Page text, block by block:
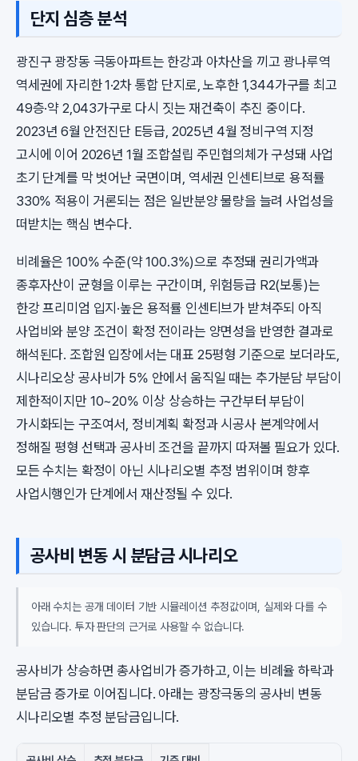
단지 심층 분석
광진구 광장동 극동아파트는 한강과 아차산을 끼고 광나루역
역세권에 자리한 1·2차 통합 단지로, 노후한 1,344가구를 최고
49층·약 2,043가구로 다시 짓는 재건축이 추진 중이다.
2023년 6월 안전진단 E등급, 2025년 4월 정비구역 지정
고시에 이어 2026년 1월 조합설립 주민협의체가 구성돼 사업
초기 단계를 막 벗어난 국면이며, 역세권 인센티브로 용적률
330% 적용이 거론되는 점은 일반분양 물량을 늘려 사업성을
떠받치는 핵심 변수다.
비례율은 100% 수준(약 100.3%)으로 추정돼 권리가액과
종후자산이 균형을 이루는 구간이며, 위험등급 R2(보통)는
한강 프리미엄 입지·높은 용적률 인센티브가 받쳐주되 아직
사업비와 분양 조건이 확정 전이라는 양면성을 반영한 결과로
해석된다. 조합원 입장에서는 대표 25평형 기준으로 보더라도,
시나리오상 공사비가 5% 안에서 움직일 때는 추가분담 부담이
제한적이지만 10~20% 이상 상승하는 구간부터 부담이
가시화되는 구조여서, 정비계획 확정과 시공사 본계약에서
정해질 평형 선택과 공사비 조건을 끝까지 따져볼 필요가 있다.
모든 수치는 확정이 아닌 시나리오별 추정 범위이며 향후
사업시행인가 단계에서 재산정될 수 있다.
공사비 변동 시 분담금 시나리오
아래 수치는 공개 데이터 기반 시뮬레이션 추정값이며, 실제와 다를 수
있습니다. 투자 판단의 근거로 사용할 수 없습니다.
공사비가 상승하면 총사업비가 증가하고, 이는 비례율 하락과
분담금 증가로 이어집니다. 아래는 광장극동의 공사비 변동
시나리오별 추정 분담금입니다.